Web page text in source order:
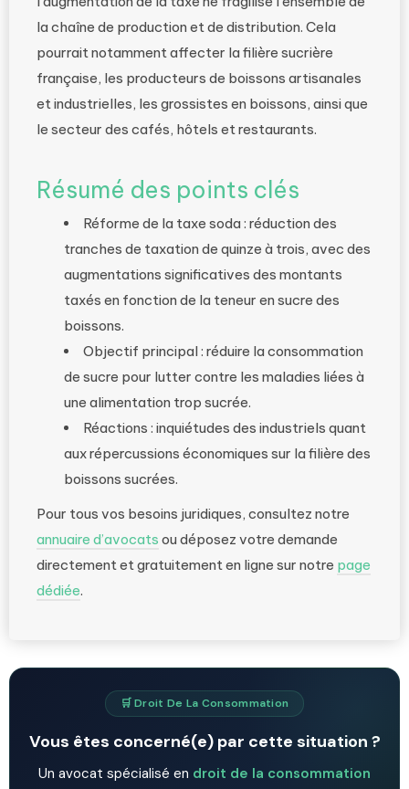
la chaîne de production et de distribution. Cela
pourrait notamment affecter la filière sucrière
française, les producteurs de boissons artisanales
et industrielles, les grossistes en boissons, ainsi que
le secteur des cafés, hôtels et restaurants.
Résumé des points clés
Réforme de la taxe soda : réduction des
tranches de taxation de quinze à trois, avec des
augmentations significatives des montants
taxés en fonction de la teneur en sucre des
boissons.
Objectif principal : réduire la consommation
de sucre pour lutter contre les maladies liées à
une alimentation trop sucrée.
Réactions : inquiétudes des industriels quant
aux répercussions économiques sur la filière des
boissons sucrées.
Pour tous vos besoins juridiques, consultez notre
annuaire d’avocats ou déposez votre demande
directement et gratuitement en ligne sur notre page
dédiée.
🛒 Droit De La Consommation
Vous êtes concerné(e) par cette situation ?
Un avocat spécialisé en droit de la consommation